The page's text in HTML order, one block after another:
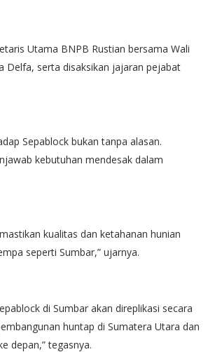
Utama BNPB Rustian bersama Wali
Delfa, serta disaksikan jajaran pejabat
Sepablock bukan tanpa alasan.
kebutuhan mendesak dalam
kualitas dan ketahanan hunian
seperti Sumbar,” ujarnya.
di Sumbar akan direplikasi secara
huntap di Sumatera Utara dan
depan,” tegasnya.